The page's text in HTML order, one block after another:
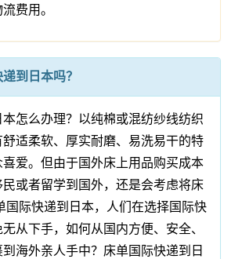
费用。
到日本吗？
怎么办理？以纯棉或混纺纱线纺织
适柔软、厚实耐磨、易洗易干的特
爱。但由于国外床上用品购买成本
或者留学到国外，还是会考虑将床
国际快递到日本，人们在选择国际快
从下手，如何从国内方便、安全、
海外亲人手中？床单国际快递到日